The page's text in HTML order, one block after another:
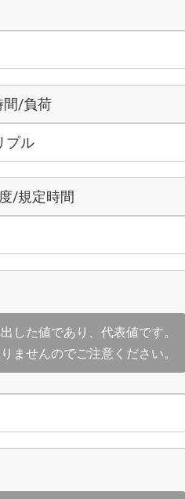
間/負荷
プル
/規定時間
した値であり、代表値です。
ませんのでご注意ください。